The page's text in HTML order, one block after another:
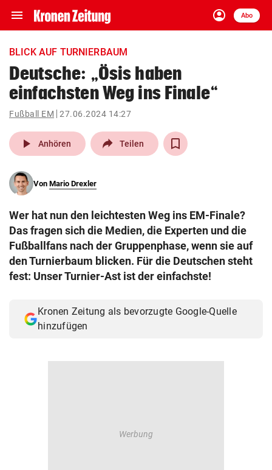
menu Navigation
ein-/ausklappen
account_circle
Anmelden
Abo
close Schließen
Abonnieren
account_circle Anmelden
arrow_right
pin_drop
Wien arrow_right
search
eingeben
BLICK AUF TURNIERBAUM
Deutsche: „Ösis haben
einfachsten Weg ins Finale“
Fußball EM 27.06.2024 14:27
play_arrow Anhören Teilen
Von Mario Drexler
Wer hat nun den leichtesten Weg ins EM-Finale?
Das fragen sich die Medien, die Experten und die
Fußballfans nach der Gruppenphase, wenn sie auf
den Turnierbaum blicken. Für die Deutschen steht
fest: Unser Turnier-Ast ist der einfachste!
Kronen Zeitung als bevorzugte Google-Quelle
hinzufügen